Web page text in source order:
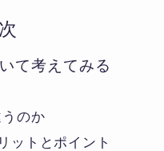
て考えてみる
のか
ットとポイント